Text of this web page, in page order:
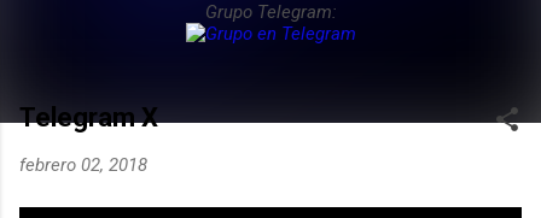
Grupo Telegram:
Telegram X
febrero 02, 2018